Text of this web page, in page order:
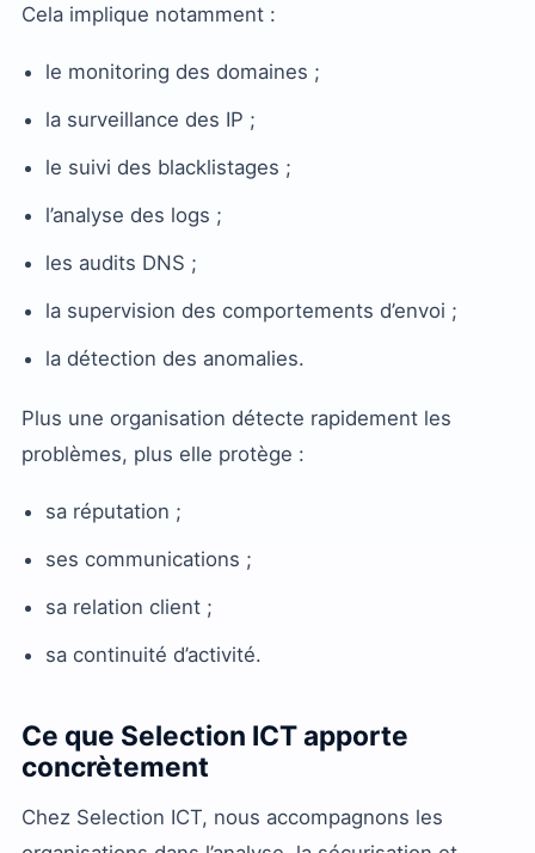
Cela implique notamment :
le monitoring des domaines ;
la surveillance des IP ;
le suivi des blacklistages ;
l’analyse des logs ;
les audits DNS ;
la supervision des comportements d’envoi ;
la détection des anomalies.
Plus une organisation détecte rapidement les
problèmes, plus elle protège :
sa réputation ;
ses communications ;
sa relation client ;
sa continuité d’activité.
Ce que Selection ICT apporte
concrètement
Chez Selection ICT, nous accompagnons les